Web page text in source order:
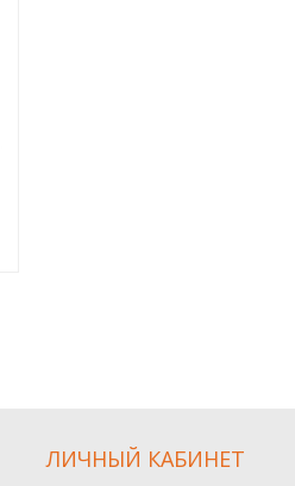
ЛИЧНЫЙ КАБИНЕТ